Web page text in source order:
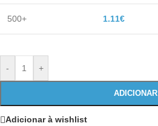
500+ 1.11€
- +
ADICIONAR
Adicionar à wishlist